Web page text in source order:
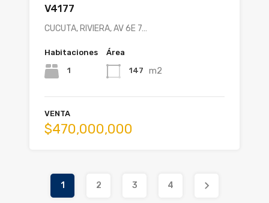
V4177
CUCUTA, RIVIERA, AV 6E 7…
Habitaciones
1
Área
147 m2
VENTA
$470,000,000
1 2 3 4